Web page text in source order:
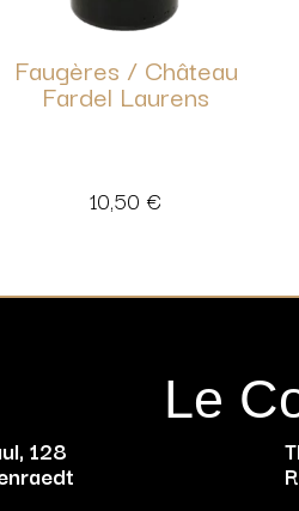
Faugères / Château
Fardel Laurens
10,50 €
Le
128